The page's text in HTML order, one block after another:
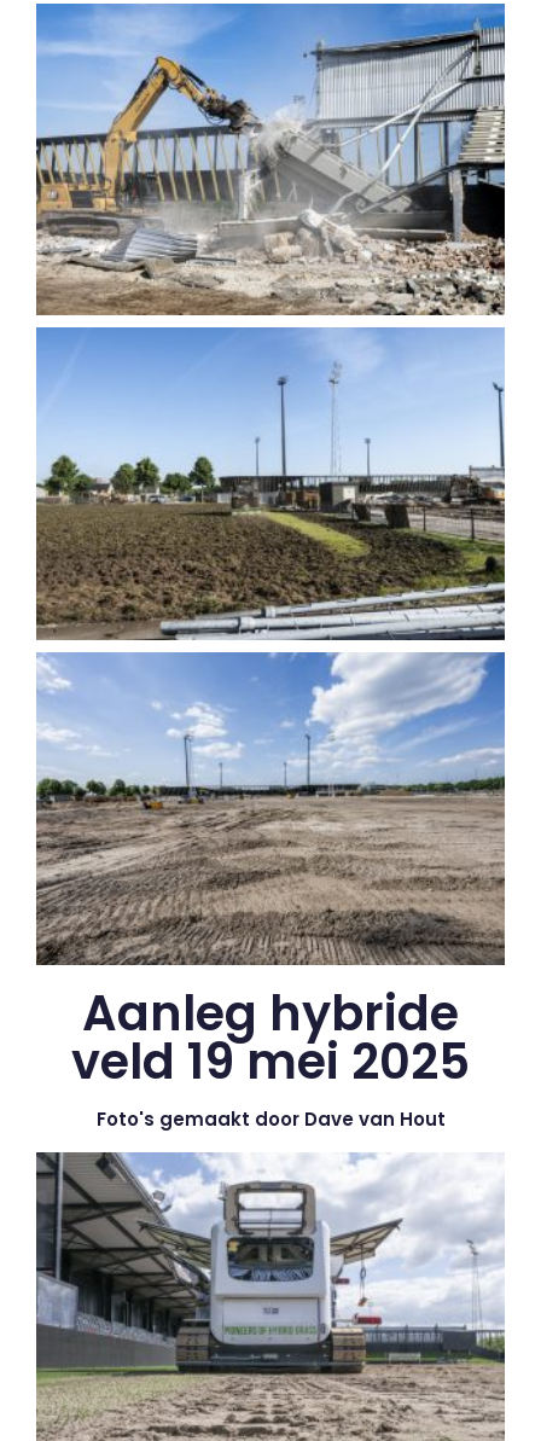
Aanleg hybride
veld 19 mei 2025
Foto's gemaakt door Dave van Hout